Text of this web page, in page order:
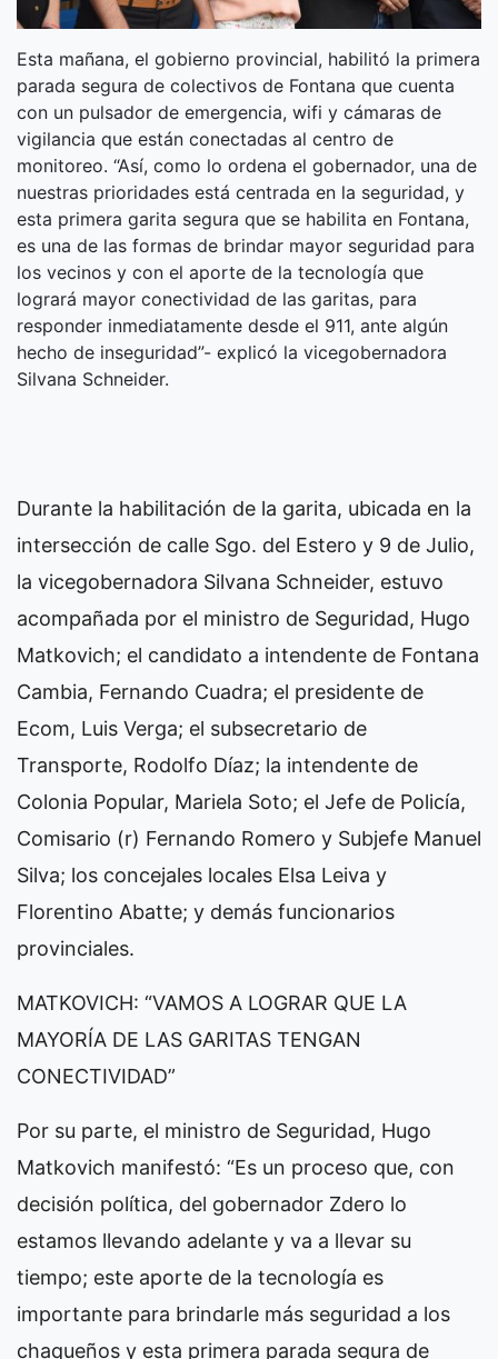
Esta mañana, el gobierno provincial, habilitó la primera
parada segura de colectivos de Fontana que cuenta
con un pulsador de emergencia, wifi y cámaras de
vigilancia que están conectadas al centro de
monitoreo. “Así, como lo ordena el gobernador, una de
nuestras prioridades está centrada en la seguridad, y
esta primera garita segura que se habilita en Fontana,
es una de las formas de brindar mayor seguridad para
los vecinos y con el aporte de la tecnología que
logrará mayor conectividad de las garitas, para
responder inmediatamente desde el 911, ante algún
hecho de inseguridad”- explicó la vicegobernadora
Silvana Schneider.
Durante la habilitación de la garita, ubicada en la
intersección de calle Sgo. del Estero y 9 de Julio,
la vicegobernadora Silvana Schneider, estuvo
acompañada por el ministro de Seguridad, Hugo
Matkovich; el candidato a intendente de Fontana
Cambia, Fernando Cuadra; el presidente de
Ecom, Luis Verga; el subsecretario de
Transporte, Rodolfo Díaz; la intendente de
Colonia Popular, Mariela Soto; el Jefe de Policía,
Comisario (r) Fernando Romero y Subjefe Manuel
Silva; los concejales locales Elsa Leiva y
Florentino Abatte; y demás funcionarios
provinciales.
MATKOVICH: “VAMOS A LOGRAR QUE LA
MAYORÍA DE LAS GARITAS TENGAN
CONECTIVIDAD”
Por su parte, el ministro de Seguridad, Hugo
Matkovich manifestó: “Es un proceso que, con
decisión política, del gobernador Zdero lo
estamos llevando adelante y va a llevar su
tiempo; este aporte de la tecnología es
importante para brindarle más seguridad a los
chaqueños y esta primera parada segura de